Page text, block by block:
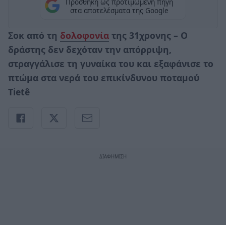
στα αποτελέσματα της Google
Σοκ από τη δολοφονία της 31χρονης – Ο
δράστης δεν δεχόταν την απόρριψη,
στραγγάλισε τη γυναίκα του και εξαφάνισε το
πτώμα στα νερά του επικίνδυνου ποταμού
Tietê